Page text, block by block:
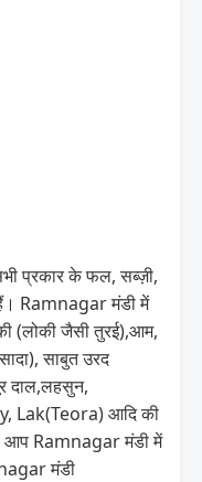
प्रकार के फल, सब्ज़ी,
Ramnagar मंडी में
(लोकी जैसी तुरई),आम,
साबुत उरद
दाल,लहसुन,
Lak(Teora) आदि की
आप Ramnagar मंडी में
मंडी